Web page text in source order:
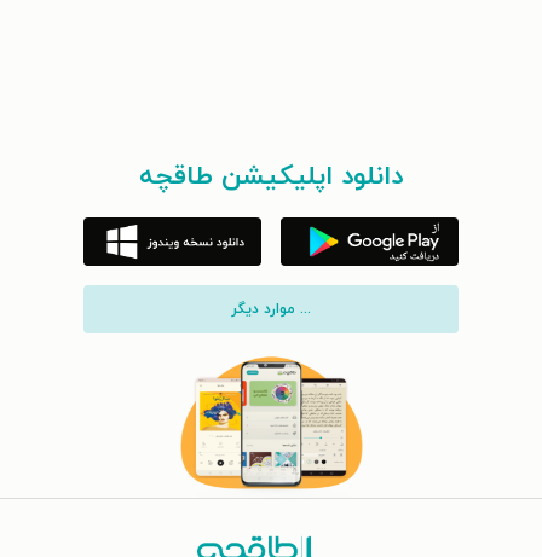
دانلود اپلیکیشن طاقچه
... موارد دیگر